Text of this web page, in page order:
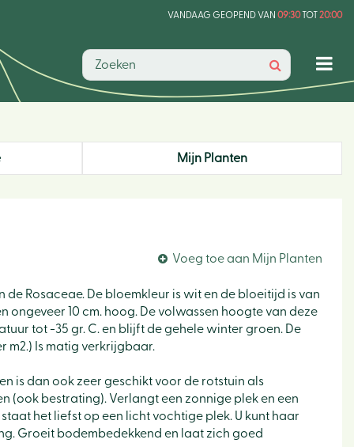
VANDAAG GEOPEND VAN 09:30TOT20:00
Mijn Planten
Voeg toe aan Mijn Planten
de Rosaceae. De bloemkleur is wit en de bloeitijd is van
ongeveer 10 cm. hoog. De volwassen hoogte van deze
tot -35 gr. C. en blijft de gehele winter groen. De
m2.) Is matig verkrijgbaar.
is dan ook zeer geschikt voor de rotstuin als
(ook bestrating). Verlangt een zonnige plek en een
het liefst op een licht vochtige plek. U kunt haar
Groeit bodembedekkend en laat zich goed